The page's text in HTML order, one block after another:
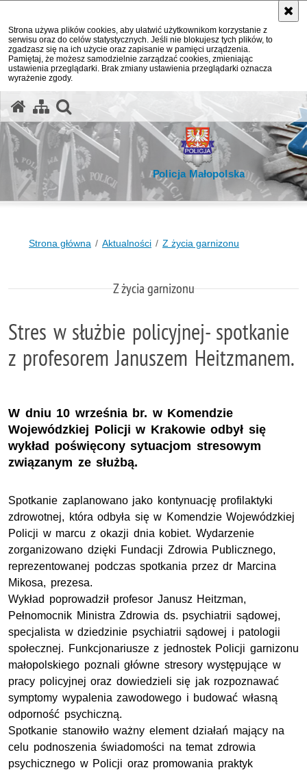
Strona używa plików cookies, aby ułatwić użytkownikom korzystanie z
serwisu oraz do celów statystycznych. Jeśli nie blokujesz tych plików, to
zgadzasz się na ich użycie oraz zapisanie w pamięci urządzenia.
Pamiętaj, że możesz samodzielnie zarządzać cookies, zmieniając
ustawienia przeglądarki. Brak zmiany ustawienia przeglądarki oznacza
wyrażenie zgody.
Policja Małopolska
Strona główna Aktualności Z życia garnizonu
Z życia garnizonu
Stres w służbie policyjnej- spotkanie
z profesorem Januszem Heitzmanem.
W dniu 10 września br. w Komendzie
Wojewódzkiej Policji w Krakowie odbył się
wykład poświęcony sytuacjom stresowym
związanym ze służbą.
Spotkanie zaplanowano jako kontynuację profilaktyki
zdrowotnej, która odbyła się w Komendzie Wojewódzkiej
Policji w marcu z okazji dnia kobiet. Wydarzenie
zorganizowano dzięki Fundacji Zdrowia Publicznego,
reprezentowanej podczas spotkania przez dr Marcina
Mikosa, prezesa.
Wykład poprowadził profesor Janusz Heitzman,
Pełnomocnik Ministra Zdrowia ds. psychiatrii sądowej,
specjalista w dziedzinie psychiatrii sądowej i patologii
społecznej. Funkcjonariusze z jednostek Policji garnizonu
małopolskiego poznali główne stresory występujące w
pracy policyjnej oraz dowiedzieli się jak rozpoznawać
symptomy wypalenia zawodowego i budować własną
odporność psychiczną.
Spotkanie stanowiło ważny element działań mający na
celu podnoszenia świadomości na temat zdrowia
psychicznego w Policji oraz promowania praktyk